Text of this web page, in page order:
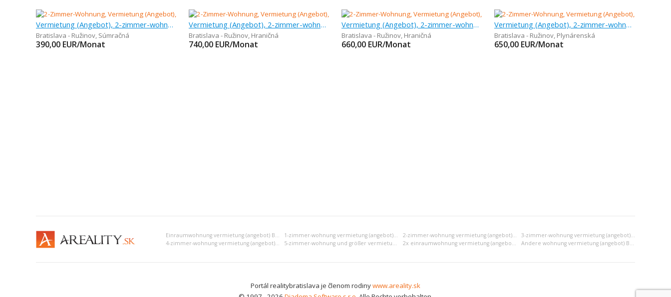
Vermietung (Angebot), 2-zimmer-wohnung, 47,5 m
Bratislava - Ružinov, Súmračná
390,00 EUR/Monat
Vermietung (Angebot), 2-zimmer-wohnung, 50 m
Bratislava - Ružinov, Hraničná
740,00 EUR/Monat
Vermietung (Angebot), 2-zimmer-wohnung
Bratislava - Ružinov, Hraničná
660,00 EUR/Monat
Vermietung (Angebot), 2-zimmer-wohnung, 62 m
Bratislava - Ružinov, Plynárenská
650,00 EUR/Monat
Einraumwohnung vermietung (angebot) Bratislava II 1-zimmer-wohnung vermietung (angebot) Bratislava II 2-zimmer-wohnung vermietung (angebot) Bratislava II
3-zimmer-wohnung vermietung (angebot) Bratislava II
4-zimmer-wohnung vermietung (angebot) Bratislava II
5-zimmer-wohnung und größer vermietung (angebot) Bratislava II 2x einraumwohnung vermietung (angebot) Bratislava II Andere wohnung vermietung (angebot) Bratislava II
Portál realitybratislava je členom rodinywww.areality.sk